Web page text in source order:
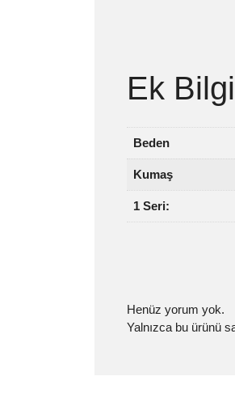
Ek Bilgi
Beden
Kumaş
1 Seri:
Henüz yorum yok.
Yalnızca bu ürünü